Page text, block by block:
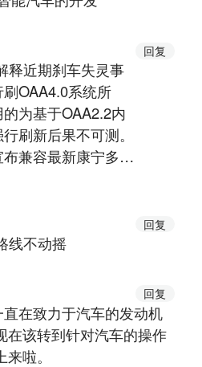
回复
释近期刹车失灵事
OAA4.0系统所
为基于OAA2.2内
刷新后果不可测。
兼容最新康宁多功
用公版玻璃驱动的
备前做拧钥匙动
’Bug”
回复
线不动摇
回复
在致力于汽车的发动机
在该转到针对汽车的操作
啦。